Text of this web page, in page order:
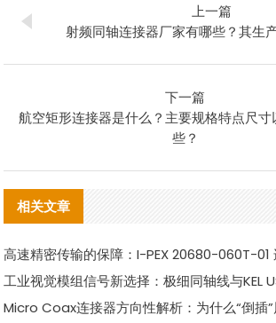
上一篇
射频同轴连接器厂家有哪些？其生
下一篇
航空矩形连接器是什么？主要规格特点尺
些？
相关文章
高速精密传输的保障：I-PEX 20680-060T-01
工业视觉模组信号新选择：极细同轴线与KEL
Micro Coax连接器方向性解析：为什么“倒插